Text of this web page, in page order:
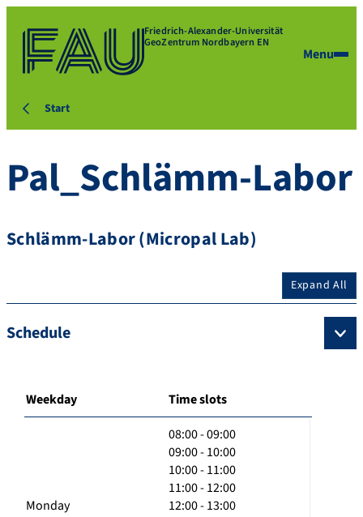
Friedrich-Alexander-Universität
GeoZentrum Nordbayern EN
Menu
Start
Pal_Schlämm-Labor
Schlämm-Labor (Micropal Lab)
Expand All
Schedule
Weekday Time slots
Monday
08:00 - 09:00
09:00 - 10:00
10:00 - 11:00
11:00 - 12:00
12:00 - 13:00